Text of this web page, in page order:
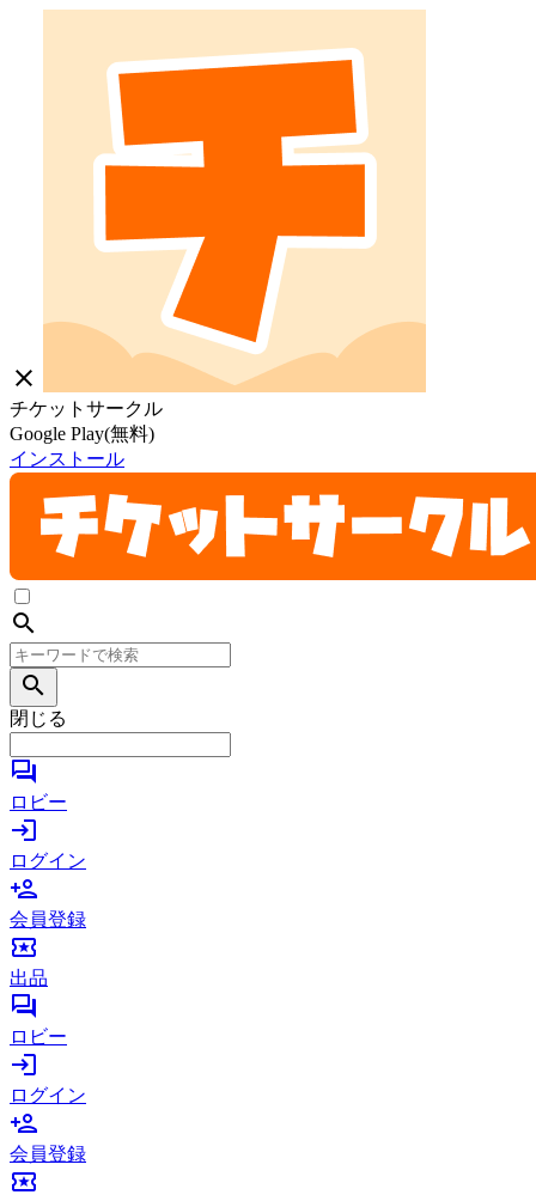
close
チケットサークル
Google Play(無料)
インストール
search
search
閉じる
forum
ロビー
login
ログイン
person_add
会員登録
local_activity
出品
forum
ロビー
login
ログイン
person_add
会員登録
local_activity